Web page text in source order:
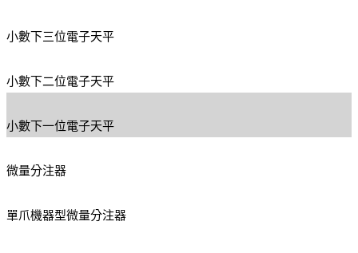
小數下三位電子天平
小數下二位電子天平
小數下一位電子天平
微量分注器
單爪機器型微量分注器